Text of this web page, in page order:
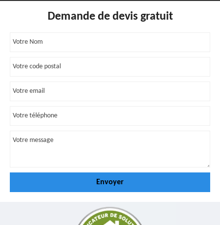
Demande de devis gratuit